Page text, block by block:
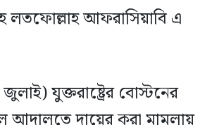
লতফোল্লাহ আফরাসিয়াবি এ
যুক্তরাষ্ট্রের বোস্টনের